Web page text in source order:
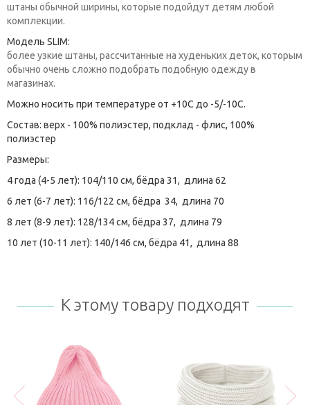
штаны обычной ширины, которые подойдут детям любой
комплекции.
Модель SLIM:
более узкие штаны, рассчитанные на худеньких деток, которым
обычно очень сложно подобрать подобную одежду в
магазинах.
Можно носить при температуре от +10C до -5/-10С.
Состав: верх - 100% полиэстер, подклад - флис, 100%
полиэстер
Размеры:
4 года (4-5 лет): 104/110 см, бёдра 31, длина 62
6 лет (6-7 лет): 116/122 см, бёдра 34, длина 70
8 лет (8-9 лет): 128/134 см, бёдра 37, длина 79
10 лет (10-11 лет): 140/146 см, бёдра 41, длина 88
К этому товару подходят